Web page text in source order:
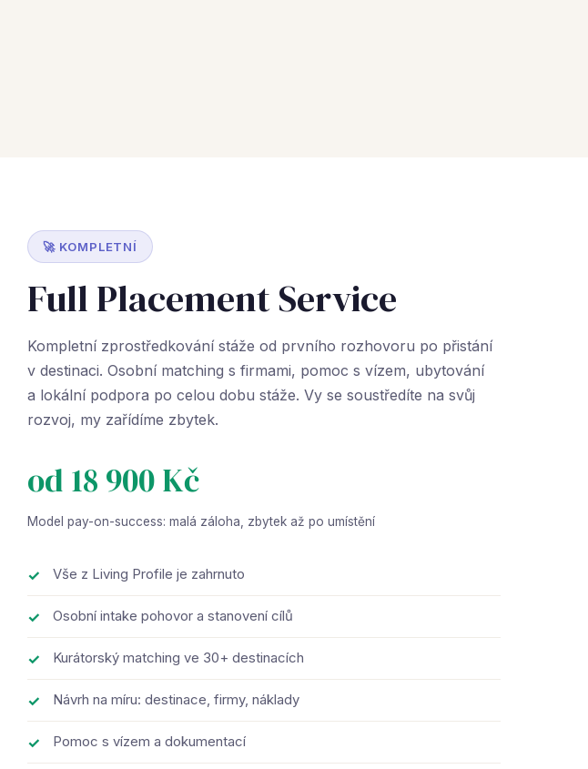
🚀 KOMPLETNÍ
Full Placement Service
Kompletní zprostředkování stáže od prvního rozhovoru po přistání
v destinaci. Osobní matching s firmami, pomoc s vízem, ubytování
a lokální podpora po celou dobu stáže. Vy se soustředíte na svůj
rozvoj, my zařídíme zbytek.
od 18 900 Kč
Model pay-on-success: malá záloha, zbytek až po umístění
Vše z Living Profile je zahrnuto
Osobní intake pohovor a stanovení cílů
Kurátorský matching ve 30+ destinacích
Návrh na míru: destinace, firmy, náklady
Pomoc s vízem a dokumentací